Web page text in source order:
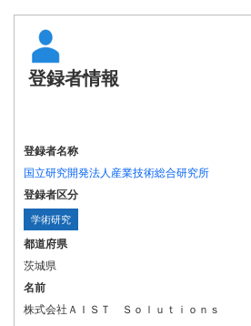
登録者情報
登録者名称
国立研究開発法人産業技術総合研究所
登録者区分
学術研究
都道府県
茨城県
名前
株式会社ＡＩＳＴ Ｓｏｌｕｔｉｏｎｓ